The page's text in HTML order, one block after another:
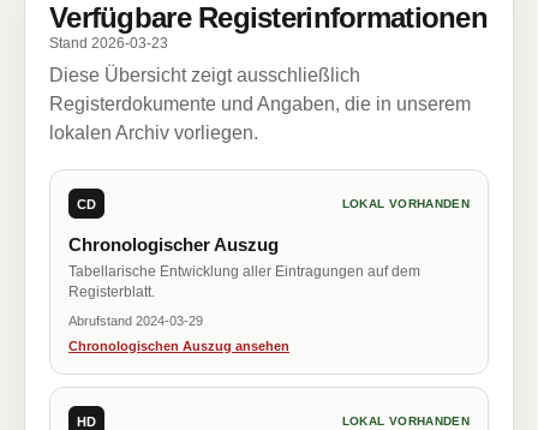
Verfügbare Registerinformationen
Stand 2026-03-23
Diese Übersicht zeigt ausschließlich
Registerdokumente und Angaben, die in unserem
lokalen Archiv vorliegen.
CD LOKAL VORHANDEN
Chronologischer Auszug
Tabellarische Entwicklung aller Eintragungen auf dem
Registerblatt.
Abrufstand 2024-03-29
Chronologischen Auszug ansehen
HD LOKAL VORHANDEN